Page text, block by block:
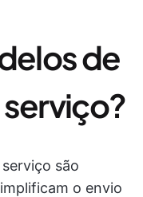
de
são
o envio